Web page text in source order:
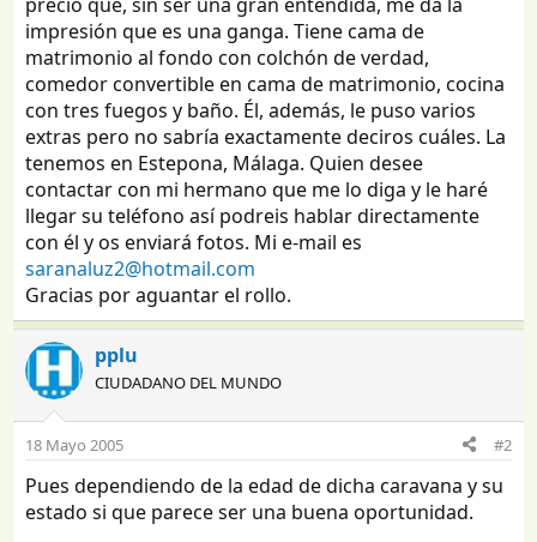
impresión que es una ganga. Tiene cama de
matrimonio al fondo con colchón de verdad,
comedor convertible en cama de matrimonio, cocina
con tres fuegos y baño. Él, además, le puso varios
extras pero no sabría exactamente deciros cuáles. La
tenemos en Estepona, Málaga. Quien desee
contactar con mi hermano que me lo diga y le haré
llegar su teléfono así podreis hablar directamente
con él y os enviará fotos. Mi e-mail es
saranaluz2@hotmail.com
Gracias por aguantar el rollo.
pplu
CIUDADANO DEL MUNDO
18 Mayo 2005 #2
Pues dependiendo de la edad de dicha caravana y su
estado si que parece ser una buena oportunidad.